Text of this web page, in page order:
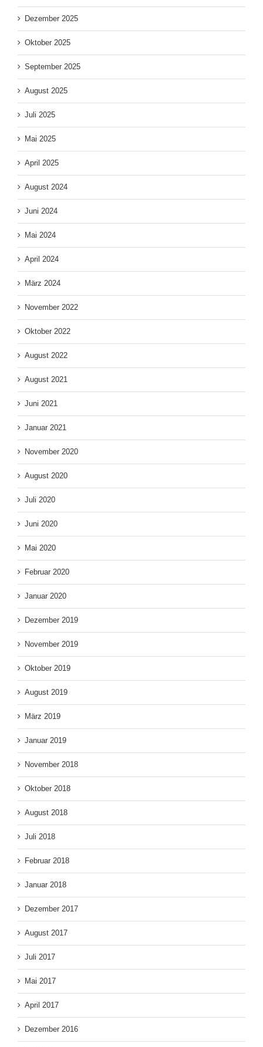
Dezember 2025
Oktober 2025
September 2025
August 2025
Juli 2025
Mai 2025
April 2025
August 2024
Juni 2024
Mai 2024
April 2024
März 2024
November 2022
Oktober 2022
August 2022
August 2021
Juni 2021
Januar 2021
November 2020
August 2020
Juli 2020
Juni 2020
Mai 2020
Februar 2020
Januar 2020
Dezember 2019
November 2019
Oktober 2019
August 2019
März 2019
Januar 2019
November 2018
Oktober 2018
August 2018
Juli 2018
Februar 2018
Januar 2018
Dezember 2017
August 2017
Juli 2017
Mai 2017
April 2017
Dezember 2016